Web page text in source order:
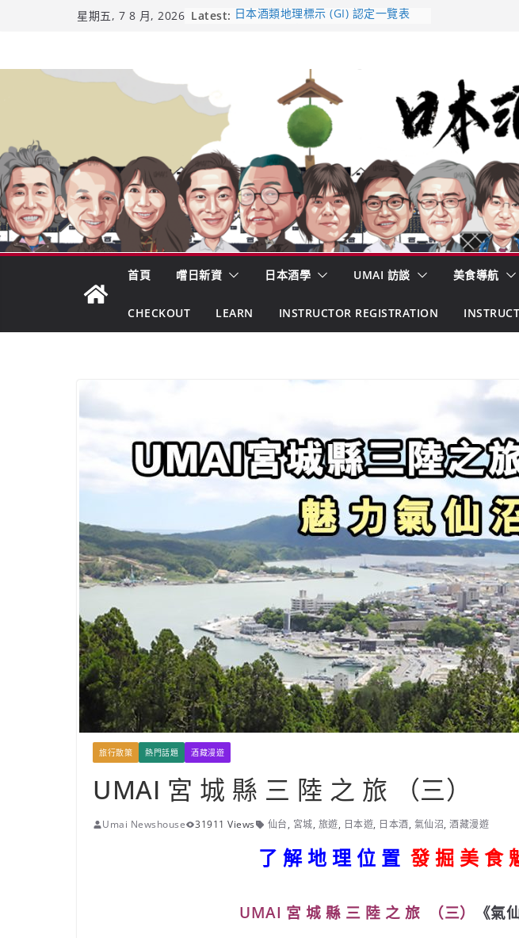
星期五, 7 8 月, 2026 Latest: 日本酒類地理標示 (GI) 認定一覽表
【酒業商戰】130年老酒藏殺入股票
市場！梅乃宿上市背後的密碼
龜之井酒造：口說上手 – 山形純米大
吟釀的堅持與傳承 ～ くどき上手
首頁 嚐日新資 日本酒學 UMAI 訪談 美食導航
CHECKOUT LEARN INSTRUCTOR REGISTRATION
旅行散策 熱門話題 酒藏漫遊
UMAI 宮 城 縣 三 陸 之 旅 （三）
Umai Newshouse 31911 Views 仙台, 宮城, 旅遊, 日本遊, 日本酒, 氣仙沼, 酒藏漫遊
了 解 地 理 位 置 發 掘 美 食
UMAI 宮 城 縣 三 陸 之 旅 （三） 《氣